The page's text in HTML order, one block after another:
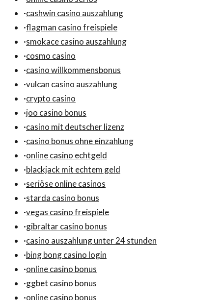
·cashwin casino auszahlung
·flagman casino freispiele
·smokace casino auszahlung
·cosmo casino
·casino willkommensbonus
·vulcan casino auszahlung
·crypto casino
·joo casino bonus
·casino mit deutscher lizenz
·casino bonus ohne einzahlung
·online casino echtgeld
·blackjack mit echtem geld
·seriöse online casinos
·starda casino bonus
·vegas casino freispiele
·gibraltar casino bonus
·casino auszahlung unter 24 stunden
·bing bong casino login
·online casino bonus
·ggbet casino bonus
·online casino bonus